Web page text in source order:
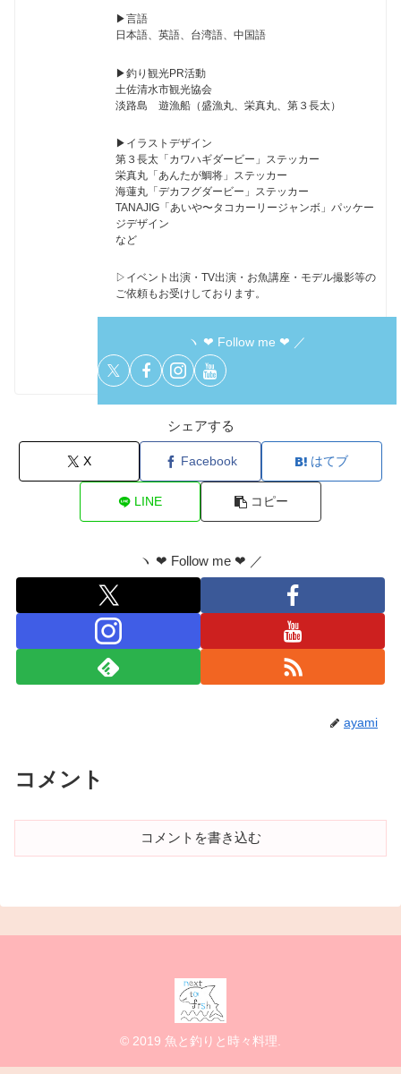
▶︎言語
日本語、英語、台湾語、中国語
▶︎釣り観光PR活動
土佐清水市観光協会
淡路島 遊漁船（盛漁丸、栄真丸、第３長太）
▶︎イラストデザイン
第３長太「カワハギダービー」ステッカー
栄真丸「あんたが鯛将」ステッカー
海蓮丸「デカフグダービー」ステッカー
TANAJIG「あいや〜タコカーリージャンボ」パッケー
ジデザイン
など
▷イベント出演・TV出演・お魚講座・モデル撮影等の
ご依頼もお受けしております。
ヽ ❤︎ Follow me ❤︎ ／
シェアする
X Facebook はてブ
LINE コピー
ヽ ❤︎ Follow me ❤︎ ／
ayami
コメント
コメントを書き込む
© 2019 魚と釣りと時々料理.